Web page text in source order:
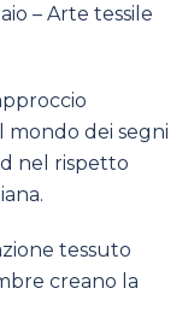
– Arte tessile
mondo dei segni
nel rispetto
tessuto
creano la